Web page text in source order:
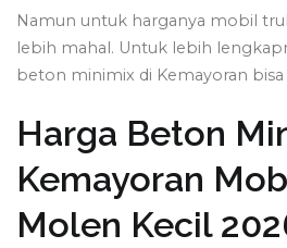
Namun untuk harganya mobil
lebih mahal. Untuk lebih
beton minimix di Kemayoran
Harga Beton
Kemayoran
Molen Kecil